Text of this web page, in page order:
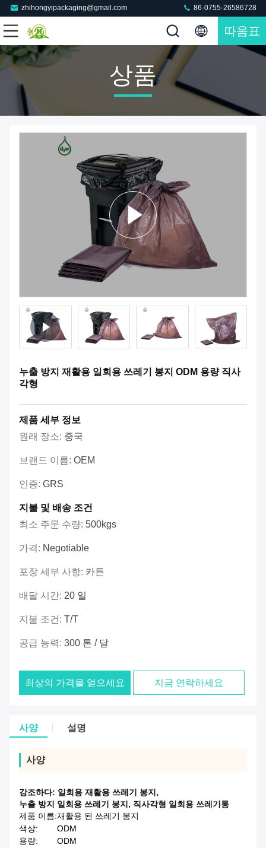
zhihongyipackaging@gmail.com 86-0755-26586728
따옴표
상품
누출 방지 재활용 일회용 쓰레기 봉지 ODM 용량 직사
각형
제품 세부 정보
원래 장소: 중국
브랜드 이름: OEM
인증: GRS
지불 및 배송 조건
최소 주문 수량: 500kgs
가격: Negotiable
포장 세부 사항: 카튼
배달 시간: 20 일
지불 조건: T/T
공급 능력: 300 톤 / 달
최상의 가격을 얻으세요 지금 연락하세요
사양 설명
사양
강조하다: 일회용 재활용 쓰레기 봉지 ,
누출 방지 일회용 쓰레기 봉지 , 직사각형 일회용 쓰레기통
제품 이름:재활용 된 쓰레기 봉지
색상:
ODM
용량:
ODM